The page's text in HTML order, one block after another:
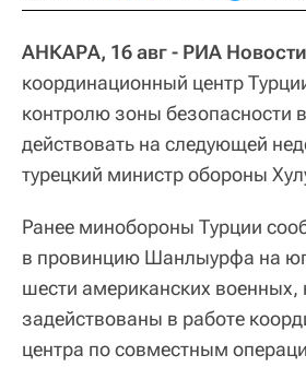
АНКАРА, 16 авг - РИА
координационный центр
контролю зоны безопасности
действовать на следующей
турецкий министр обороны
Ранее минобороны Турции
в провинцию Шанлыурфа на
шести американских военных,
задействованы в работе
центра по совместным